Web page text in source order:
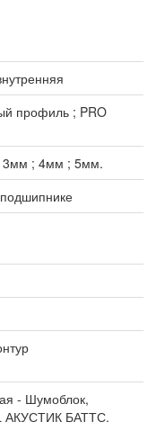
профиль ; PRO
; 4мм ; 5мм.
- Шумоблок,
АКУСТИК БАТТС.